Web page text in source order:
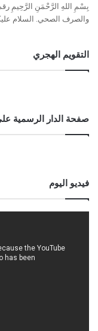
والصرف الصحي. السلام
التقويم الهجري
صفحة الدار الرسمية
فيديو اليوم